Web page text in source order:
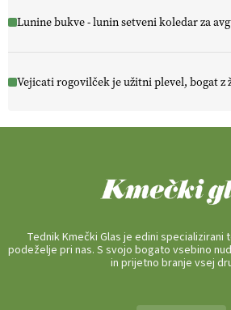
Lunine bukve - lunin setveni koledar za
Vejicati rogovilček je užitni plevel, bogat z
Tednik Kmečki Glas je edini specializirani
podeželje pri nas. S svojo bogato vsebino
in prijetno branje vsej